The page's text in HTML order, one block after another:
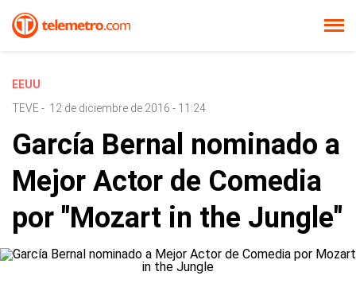
EEUU
TEVE- 12 de diciembre de 2016 - 11:24
García Bernal nominado a
Mejor Actor de Comedia
por "Mozart in the Jungle"